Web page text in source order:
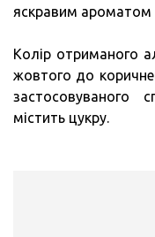
яскравим ароматом
Колір отриманого
жовтого до
застосовуваного
містить цукру.